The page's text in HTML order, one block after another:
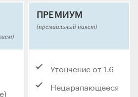
ПРЕМИУМ
(премиальный пакет)
Утончение от 1.6
Нецарапающееся